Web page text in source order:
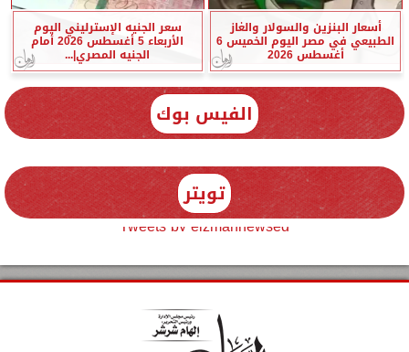
أسعار البنزين والسولار والغاز
الطبيعي في مصر اليوم الخميس 6
أغسطس 2026
سعر الجنيه الإسترليني اليوم
الأربعاء 5 أغسطس 2026 أمام
الجنيه المصري|...
الفيس بوك
تويتر
Tweets by elzmannewseg